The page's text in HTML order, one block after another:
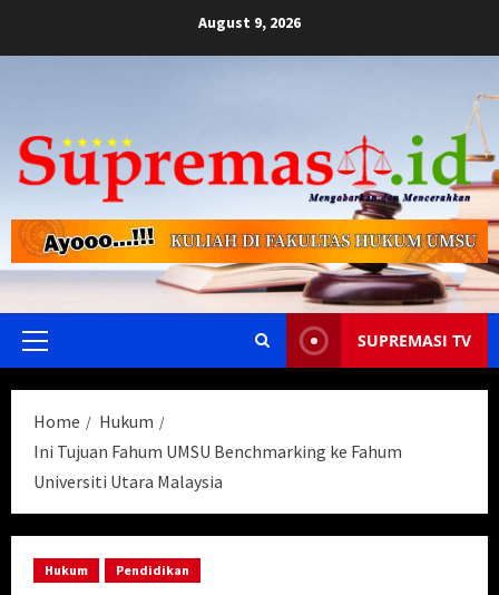
August 9, 2026
Primary
SUPREMASI TV
Home
Hukum
Ini Tujuan Fahum UMSU Benchmarking ke Fahum
Universiti Utara Malaysia
Hukum Pendidikan